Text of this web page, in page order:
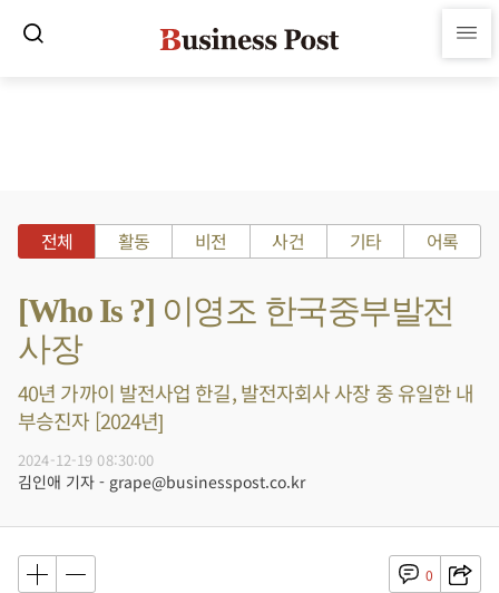
전체 활동 비전 사건 기타 어록
[Who Is ?] 이영조 한국중부발전
사장
40년 가까이 발전사업 한길, 발전자회사 사장 중 유일한 내
부승진자 [2024년]
2024-12-19 08:30:00
김인애 기자 - grape@businesspost.co.kr
0